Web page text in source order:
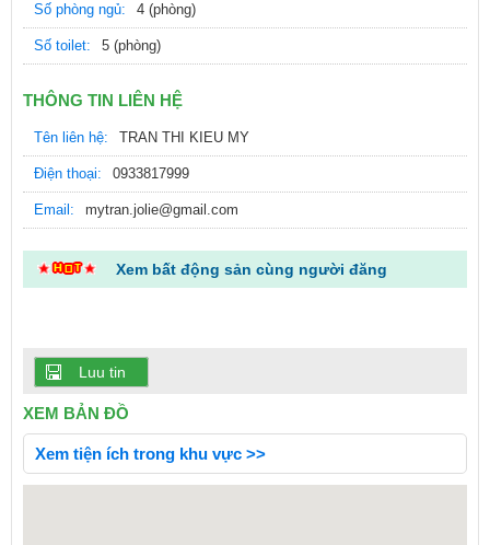
Số phòng ngủ: 4 (phòng)
Số toilet: 5 (phòng)
THÔNG TIN LIÊN HỆ
Tên liên hệ: TRAN THI KIEU MY
Điện thoại: 0933817999
Email: mytran.jolie@gmail.com
Xem bất động sản cùng người đăng
Luu tin
XEM BẢN ĐỒ
Xem tiện ích trong khu vực >>